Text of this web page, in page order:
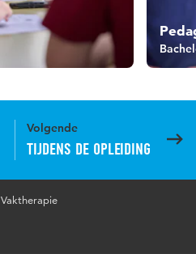
Volgende
Tijdens de opleiding
Vaktherapie